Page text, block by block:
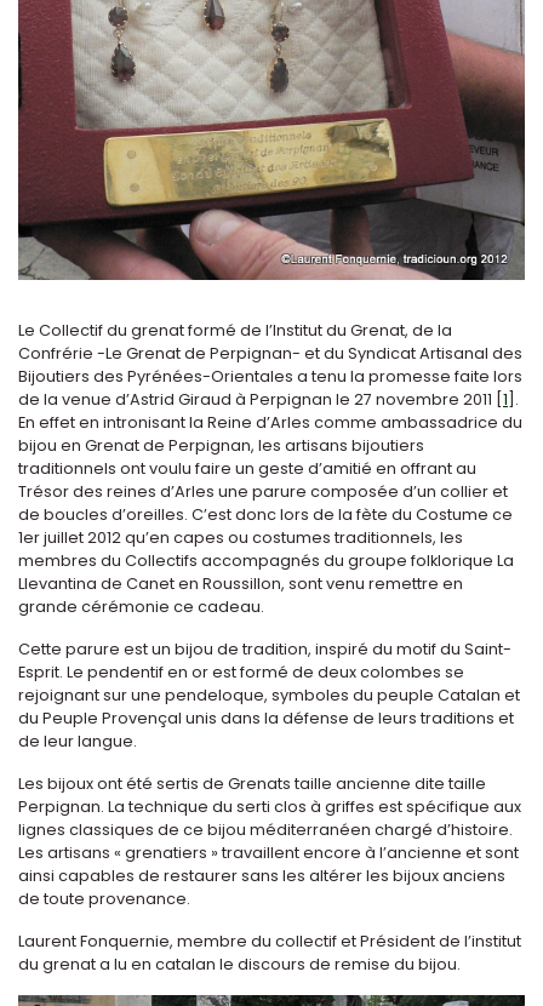
Le Collectif du grenat formé de l’Institut du Grenat, de la
Confrérie -Le Grenat de Perpignan- et du Syndicat Artisanal des
Bijoutiers des Pyrénées-Orientales a tenu la promesse faite lors
de la venue d’Astrid Giraud à Perpignan le 27 novembre 2011 1 .
En effet en intronisant la Reine d’Arles comme ambassadrice du
bijou en Grenat de Perpignan, les artisans bijoutiers
traditionnels ont voulu faire un geste d’amitié en offrant au
Trésor des reines d’Arles une parure composée d’un collier et
de boucles d’oreilles. C’est donc lors de la fète du Costume ce
1er juillet 2012 qu’en capes ou costumes traditionnels, les
membres du Collectifs accompagnés du groupe folklorique La
Llevantina de Canet en Roussillon, sont venu remettre en
grande cérémonie ce cadeau.
Cette parure est un bijou de tradition, inspiré du motif du Saint-
Esprit. Le pendentif en or est formé de deux colombes se
rejoignant sur une pendeloque, symboles du peuple Catalan et
du Peuple Provençal unis dans la défense de leurs traditions et
de leur langue.
Les bijoux ont été sertis de Grenats taille ancienne dite taille
Perpignan. La technique du serti clos à griffes est spécifique aux
lignes classiques de ce bijou méditerranéen chargé d’histoire.
Les artisans « grenatiers » travaillent encore à l’ancienne et sont
ainsi capables de restaurer sans les altérer les bijoux anciens
de toute provenance.
Laurent Fonquernie, membre du collectif et Président de l’institut
du grenat a lu en catalan le discours de remise du bijou.